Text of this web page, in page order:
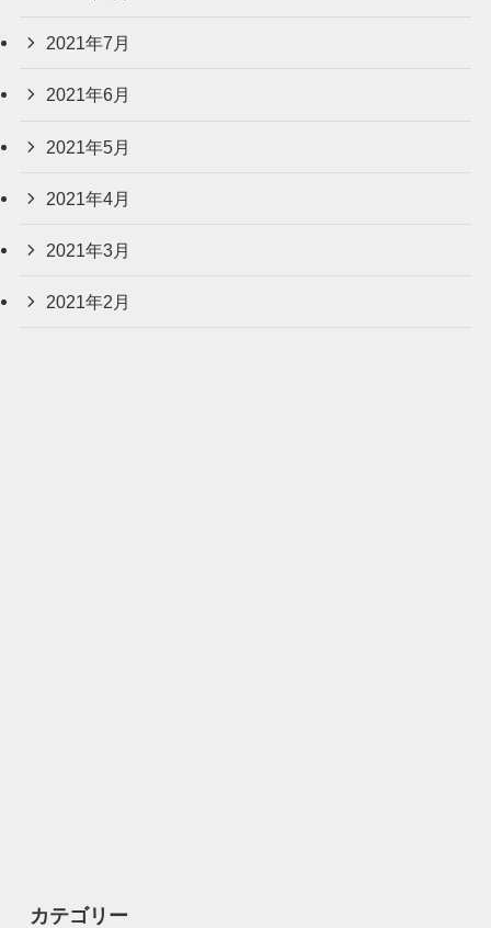
2021年7月
2021年6月
2021年5月
2021年4月
2021年3月
2021年2月
カテゴリー